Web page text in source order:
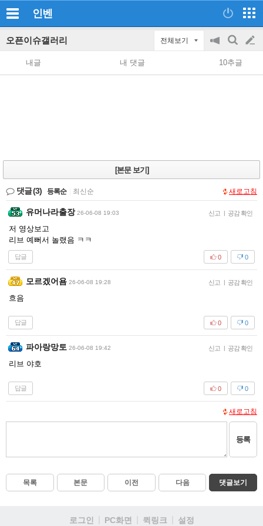
인벤
오픈이슈갤러리 전체보기
공
지
on/off
검
색
글
쓰
내글 내 댓글 10추글
[본문 보기]
댓글(3) 등록순 최신순 새로고침
유머나라출장 26-06-08 19:03 신고 | 공감 확인
저 영상보고
리브 예뻐서 놀랬음 ㅋㅋ
답글 0
0
모르겠어욤 26-06-08 19:28 신고 | 공감 확인
흐음
답글 0
0
파아랑망토 26-06-08 19:42 신고 | 공감 확인
리브 야호
답글 0
0
새로고침
등록
목록 본문 이전 다음 댓글보기
로그인 PC화면 퀵링크 설정